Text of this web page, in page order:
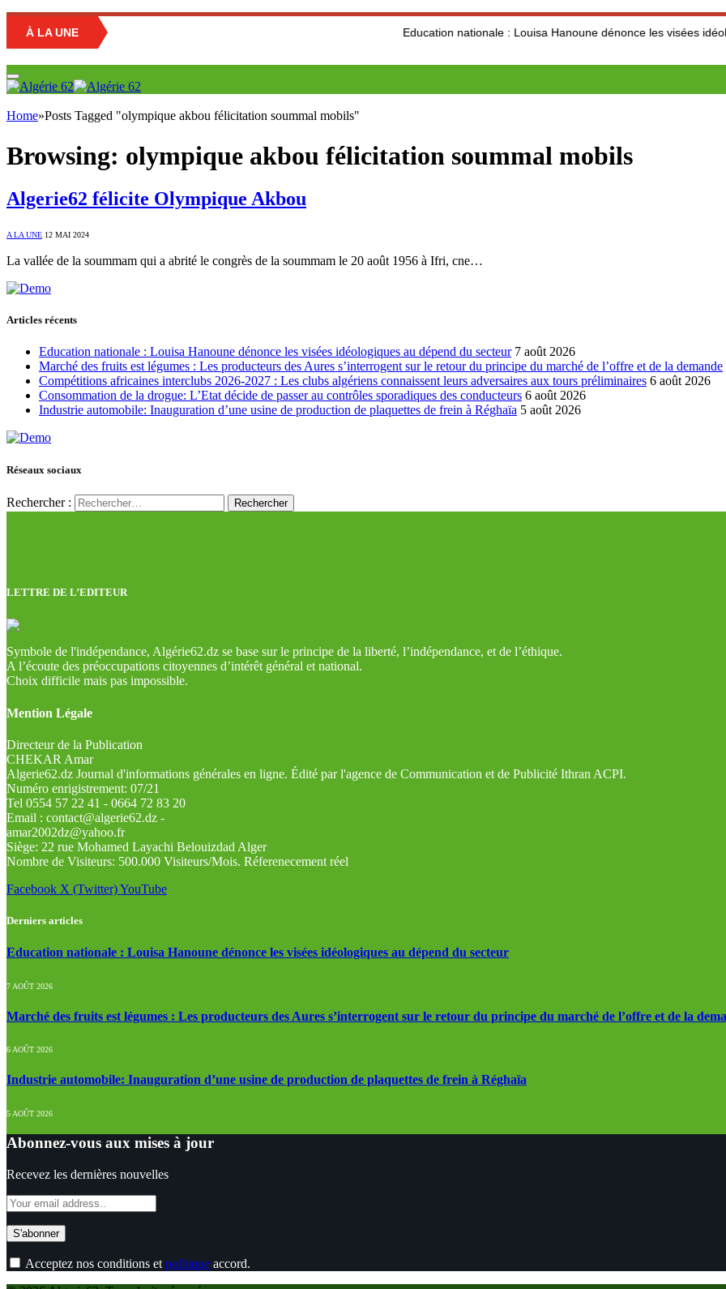
À LA UNE Education nationale : Louisa Hanoune dénonce les visées idéologiques
Home»Posts Tagged "olympique akbou félicitation soummal mobils"
Browsing: olympique akbou félicitation soummal mobils
Algerie62 félicite Olympique Akbou
A LA UNE 12 MAI 2024
La vallée de la soummam qui a abrité le congrès de la soummam le 20 août 1956 à Ifri, cne…
Articles récents
Education nationale : Louisa Hanoune dénonce les visées idéologiques au dépend du secteur 7 août 2026
Marché des fruits est légumes : Les producteurs des Aures s’interrogent sur le retour du principe du marché de l’offre et de la demande
Compétitions africaines interclubs 2026-2027 : Les clubs algériens connaissent leurs adversaires aux tours préliminaires 6 août 2026
Consommation de la drogue: L’Etat décide de passer au contrôles sporadiques des conducteurs 6 août 2026
Industrie automobile: Inauguration d’une usine de production de plaquettes de frein à Réghaïa 5 août 2026
Réseaux sociaux
Rechercher :
LETTRE DE L’EDITEUR
Symbole de l'indépendance, Algérie62.dz se base sur le principe de la liberté, l’indépendance, et de l’éthique.
A l’écoute des préoccupations citoyennes d’intérêt général et national.
Choix difficile mais pas impossible.
Mention Légale
Directeur de la Publication
CHEKAR Amar
Algerie62.dz Journal d'informations générales en ligne. Édité par l'agence de Communication et de Publicité Ithran ACPI.
Numéro enrigistrement: 07/21
Tel 0554 57 22 41 - 0664 72 83 20
Email : contact@algerie62.dz -
amar2002dz@yahoo.fr
Siège: 22 rue Mohamed Layachi Belouizdad Alger
Nombre de Visiteurs: 500.000 Visiteurs/Mois. Réferenecement réel
Facebook X (Twitter)YouTube
Derniers articles
Education nationale : Louisa Hanoune dénonce les visées idéologiques au dépend du secteur
7 AOÛT 2026
Marché des fruits est légumes : Les producteurs des Aures s’interrogent sur le retour du principe du marché de l’offre et de la
6 AOÛT 2026
Industrie automobile: Inauguration d’une usine de production de plaquettes de frein à Réghaïa
5 AOÛT 2026
Abonnez-vous aux mises à jour
Recevez les dernières nouvelles
Acceptez nos conditions et politique accord.